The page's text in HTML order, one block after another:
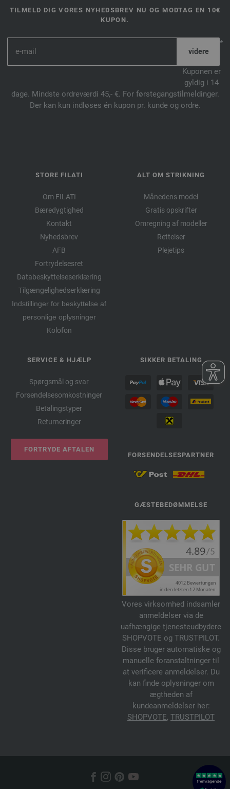
TILMELD DIG VORES NYHEDSBREV NU OG MODTAG EN 10€
KUPON.
*
Kuponen er
gyldig i 14
dage. Mindste ordreværdi 45,- €. For førstegangstilmeldinger.
Der kan kun indløses én kupon pr. kunde og ordre.
STORE FILATI
Om FILATI
Bæredygtighed
Kontakt
Nyhedsbrev
AFB
Fortrydelsesret
Databeskyttelseserklæring
Tilgængelighedserklæring
Indstillinger for beskyttelse af
personlige oplysninger
Kolofon
ALT OM STRIKNING
Månedens model
Gratis opskrifter
Omregning af modeller
Rettelser
Plejetips
SERVICE & HJÆLP
Spørgsmål og svar
Forsendelsesomkostninger
Betalingstyper
Returneringer
FORTRYDE AFTALEN
SIKKER BETALING
FORSENDELSESPARTNER
GÆSTEBEDØMMELSE
Vores virksomhed indsamler
anmeldelser via de
uafhængige tjenesteudbydere
SHOPVOTE og TRUSTPILOT.
Disse bruger automatiske og
manuelle foranstaltninger til
at verificere anmeldelser. Du
kan finde oplysninger om
ægtheden af
kundeanmeldelser her:
SHOPVOTE, TRUSTPILOT